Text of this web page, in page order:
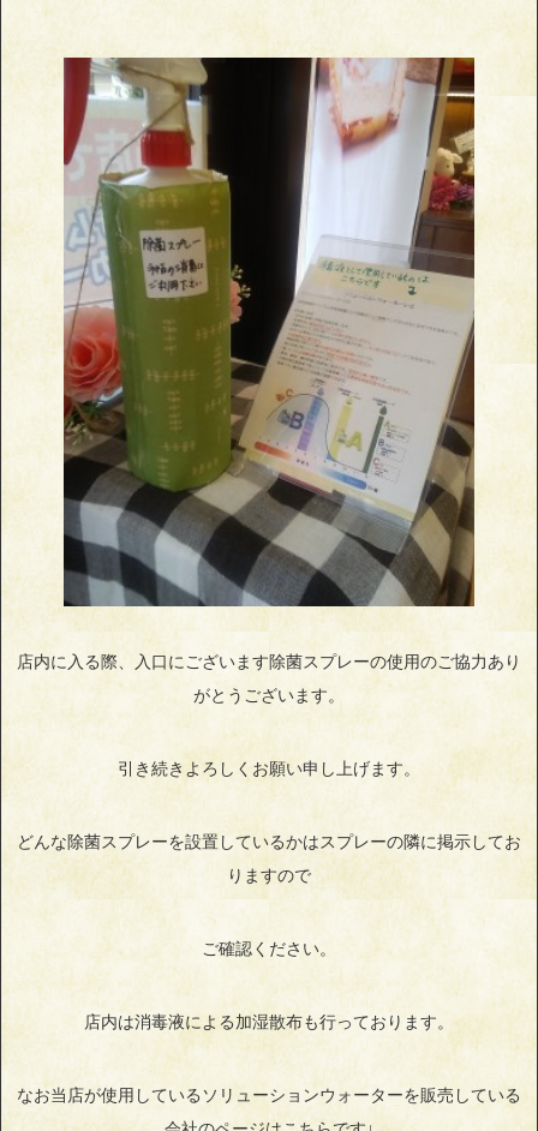
店内に入る際、入口にございます除菌スプレーの使用のご協力あり
がとうございます。
引き続きよろしくお願い申し上げます。
どんな除菌スプレーを設置しているかはスプレーの隣に掲示してお
りますので
ご確認ください。
店内は消毒液による加湿散布も行っております。
なお当店が使用しているソリューションウォーターを販売している